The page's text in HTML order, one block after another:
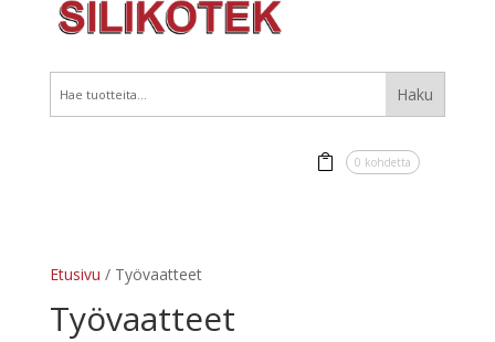
0 kohdetta
Etusivu / Työvaatteet
Työvaatteet